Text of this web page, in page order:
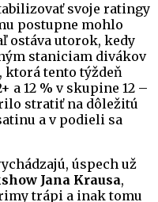
svoje ratingy
postupne mohlo
ostáva utorok, kedy
staniciam divákov
, ktorá tento týždeň
a 12 % v skupine 12 –
stratiť na dôležitú
a v podieli sa
úspech už
Jana Krausa,
trápi a inak tomu